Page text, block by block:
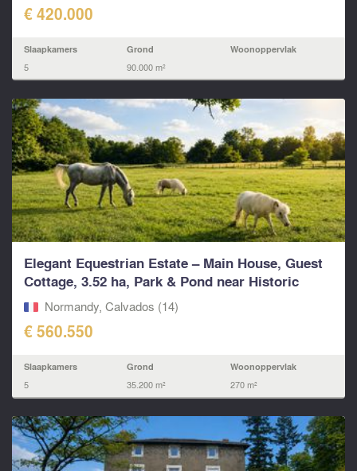
€ 420.000
Slaapkamers
5
Grond
90.000 m²
Woonoppervlak
Elegant Equestrian Estate – Main House, Guest
Cottage, 3.52 ha, Park & Pond near Historic
FalaiseNormandy, Calvados (14)
€ 560.550
Slaapkamers
5
Grond
35.200 m²
Woonoppervlak
270 m²